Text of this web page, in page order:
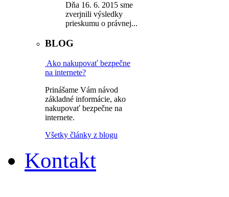
Dňa 16. 6. 2015 sme
zverjnili výsledky
prieskumu o právnej...
BLOG
Ako nakupovať bezpečne
na internete?
Prinášame Vám návod
základné informácie, ako
nakupovať bezpečne na
internete.
Všetky články z blogu
Kontakt